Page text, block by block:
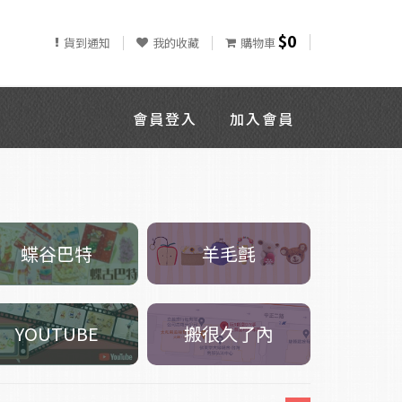
貨到通知 我的收藏 購物車$0
會員登入 加入會員
蝶谷巴特 羊毛氈
YOUTUBE 搬很久了內